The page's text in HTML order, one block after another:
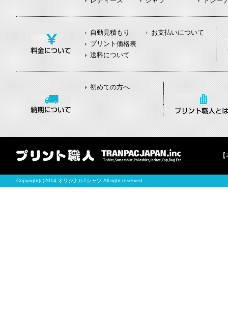
自動見積もり
お支払いについて
プリント価格表
送料について
初めての方へ
Copyright(c)2014 オリジナルTシャツ All right reserved.